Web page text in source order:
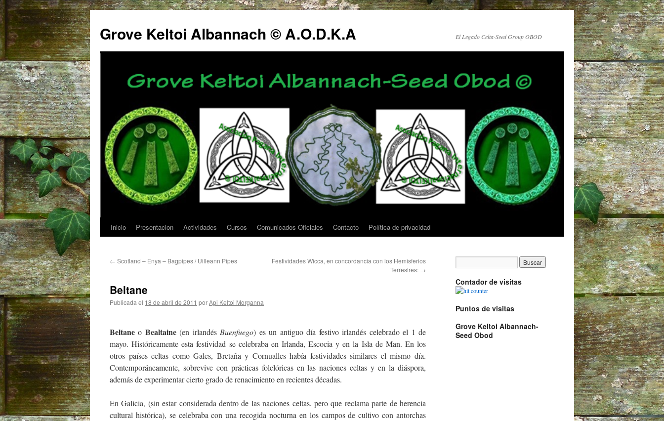
Grove Keltoi Albannach © A.O.D.K.A El Legado Celta-Seed Group OBOD
Saltar
contenido
Inicio Presentacion Actividades Cursos Comunicados Oficiales Contacto Política de privacidad
← Scotland – Enya – Bagpipes / Uilleann Pipes
Festividades Wicca, en concordancia con los Hemisferios
Terrestres: →
Beltane
Publicada el 18 de abril de 2011 porApi Keltoi Morganna
Beltane o Bealtaine(en irlandés Buenfuego) es un antiguo día festivo irlandés celebrado el 1 de
mayo. Históricamente esta festividad se celebraba en Irlanda, Escocia y en la Isla de Man. En los
otros países celtas como Gales, Bretaña y Cornualles había festividades similares el mismo día.
Contemporáneamente, sobrevive con prácticas folclóricas en las naciones celtas y en la diáspora,
además de experimentar cierto grado de renacimiento en recientes décadas.
En Galicia, (sin estar considerada dentro de las naciones celtas, pero que reclama parte de herencia
cultural histórica), se celebraba con una recogida nocturna en los campos de cultivo con antorchas
Contador de visitas
Puntos de visitas
Grove Keltoi Albannach-
Seed Obod